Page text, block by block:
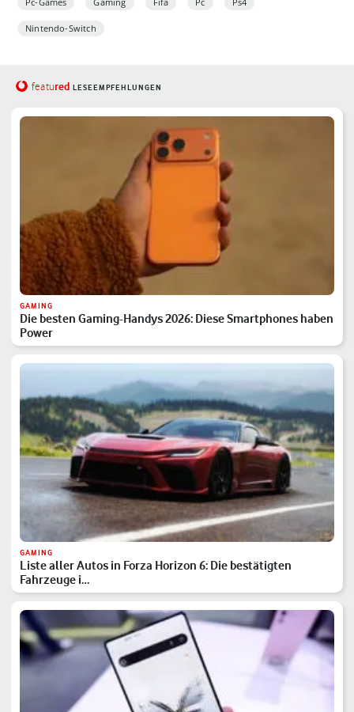
Nintendo-Switch
featured LESEEMPFEHLUNGEN
GAMING
Die besten Gaming-Handys 2026: Diese Smartphones haben
Power
GAMING
Liste aller Autos in Forza Horizon 6: Die bestätigten
Fahrzeuge i…